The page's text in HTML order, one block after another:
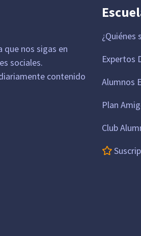
que nos sigas en
sociales.
contenido
¿Quiénes
Expertos
Alumnos
Plan
Club